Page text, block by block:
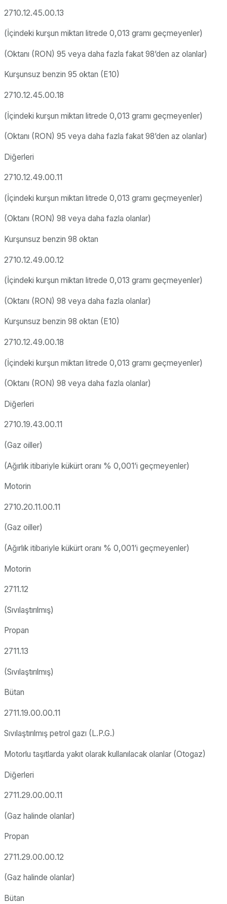
2710.12.45.00.13
(İçindeki kurşun miktarı litrede 0,013 gramı geçmeyenler)
(Oktanı (RON) 95 veya daha fazla fakat 98’den az olanlar)
Kurşunsuz benzin 95 oktan (E10)
2710.12.45.00.18
(İçindeki kurşun miktarı litrede 0,013 gramı geçmeyenler)
(Oktanı (RON) 95 veya daha fazla fakat 98’den az olanlar)
Diğerleri
2710.12.49.00.11
(İçindeki kurşun miktarı litrede 0,013 gramı geçmeyenler)
(Oktanı (RON) 98 veya daha fazla olanlar)
Kurşunsuz benzin 98 oktan
2710.12.49.00.12
(İçindeki kurşun miktarı litrede 0,013 gramı geçmeyenler)
(Oktanı (RON) 98 veya daha fazla olanlar)
Kurşunsuz benzin 98 oktan (E10)
2710.12.49.00.18
(İçindeki kurşun miktarı litrede 0,013 gramı geçmeyenler)
(Oktanı (RON) 98 veya daha fazla olanlar)
Diğerleri
2710.19.43.00.11
(Gaz oiller)
(Ağırlık itibariyle kükürt oranı % 0,001’i geçmeyenler)
Motorin
2710.20.11.00.11
(Gaz oiller)
(Ağırlık itibariyle kükürt oranı % 0,001’i geçmeyenler)
Motorin
2711.12
(Sıvılaştırılmış)
Propan
2711.13
(Sıvılaştırılmış)
Bütan
2711.19.00.00.11
Sıvılaştırılmış petrol gazı (L.P.G.)
Motorlu taşıtlarda yakıt olarak kullanılacak olanlar (Otogaz)
Diğerleri
2711.29.00.00.11
(Gaz halinde olanlar)
Propan
2711.29.00.00.12
(Gaz halinde olanlar)
Bütan